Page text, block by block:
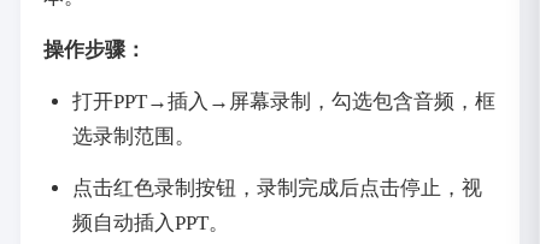
操作步骤：
打开PPT→插入→屏幕录制，勾选包含音频，框
选录制范围。
点击红色录制按钮，录制完成后点击停止，视
频自动插入PPT。